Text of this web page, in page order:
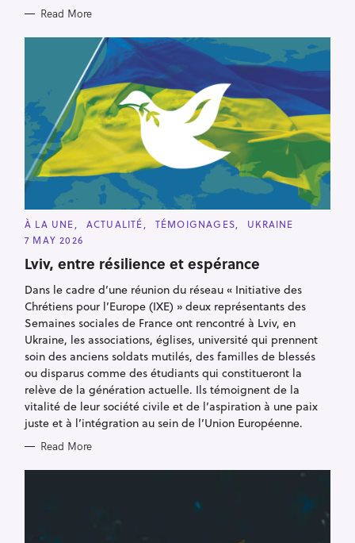
Read More
C
T
G
R
I
E
S
À LA UNE ACTUALITÉ TÉMOIGNAGES
UKRAINE
7 MAY 2026
Lviv, entre résilience et espérance
Dans le cadre d’une réunion du réseau « Initiative des
Chrétiens pour l’Europe (IXE) » deux représentants des
Semaines sociales de France ont rencontré à Lviv, en
Ukraine, les associations, églises, université qui prennent
soin des anciens soldats mutilés, des familles de blessés
ou disparus comme des étudiants qui constitueront la
relève de la génération actuelle. Ils témoignent de la
vitalité de leur société civile et de l’aspiration à une paix
juste et à l’intégration au sein de l’Union Européenne.
Read More